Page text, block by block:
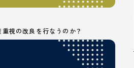
を
視の改良を行なうのか？